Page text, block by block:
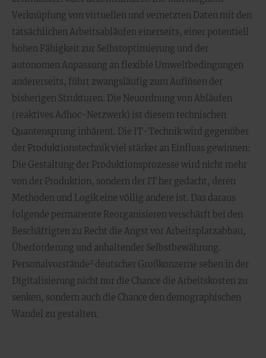
Verknüpfung von virtuellen und vernetzten Daten mit den
tatsächlichen Arbeitsabläufen einerseits, einer potentiell
hohen Fähigkeit zur Selbstoptimierung und der
autonomen Anpassung an flexible Umweltbedingungen
andererseits, führt zwangsläufig zum Auflösen der
bisherigen Strukturen. Die Neuordnung von Abläufen
(reaktives Adhoc-Netzwerk) ist diesem technischen
Quantensprung inhärent. Die IT-Technik wird gegenüber
der Produktionstechnik viel stärker an Einfluss gewinnen:
Die Gestaltung der Produktionsprozesse wird nicht mehr
von der Produktion, sondern der IT her gedacht, deren
Methoden und Logik eine völlig andere ist. Das daraus
folgende permanente Reorganisieren verschärft bei den
Beschäftigten zu Recht die Angst vor Arbeitsplatzabbau,
Überforderung und anhaltender Selbstbewährung.
Personalvorstände 2 deutscher Großkonzerne sehen in der
Digitalisierung nicht nur die Chance die Arbeitskosten zu
senken, sondern auch die Chance den demographischen
Wandel zu gestalten.